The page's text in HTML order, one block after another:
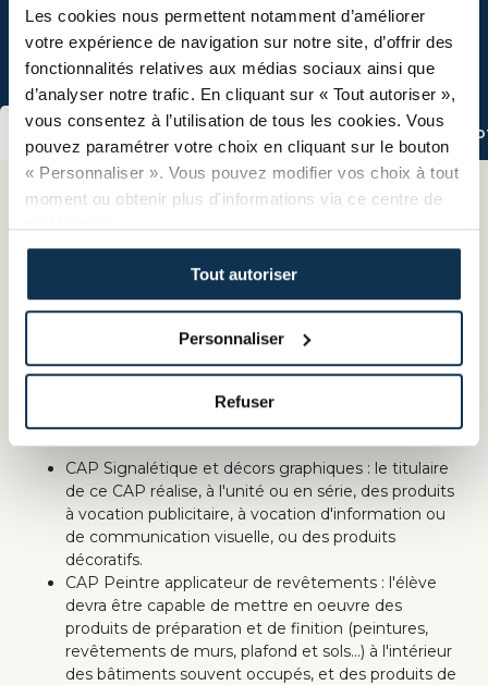
Les cookies nous permettent notamment d’améliorer
votre expérience de navigation sur notre site, d’offrir des
fonctionnalités relatives aux médias sociaux ainsi que
d’analyser notre trafic. En cliquant sur « Tout autoriser »,
vous consentez à l’utilisation de tous les cookies. Vous
pouvez paramétrer votre choix en cliquant sur le bouton
« Personnaliser ». Vous pouvez modifier vos choix à tout
moment ou obtenir plus d'informations via ce centre de
préférences.
Tout autoriser
Personnaliser
Refuser
Quelle formation ?
Après le collège Après le CAP Reconversion
CAP
Le diplôme de Certificat d’Aptitude Professionnel,
formation qualifiante et professionnelle de deux ans,
accessible généralement après une classe de troisième au
collège. Aucun diplôme ne sera requis mais, les étudiants
devront être au moins âgés de 16 ans. Pour un cursus
d’études en alternance, la signature d’un contrat
d’apprentissage sera obligatoire.
CAP Signalétique et décors graphiques : le titulaire
de ce CAP réalise, à l'unité ou en série, des produits
à vocation publicitaire, à vocation d'information ou
de communication visuelle, ou des produits
décoratifs.
CAP Peintre applicateur de revêtements : l'élève
devra être capable de mettre en oeuvre des
produits de préparation et de finition (peintures,
revêtements de murs, plafond et sols...) à l'intérieur
des bâtiments souvent occupés, et des produits de